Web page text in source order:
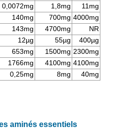
0,0072mg 1,8mg
11mg
140mg 700mg 4000mg
143mg 4700mg
NR
12µg 55µg
400µg
653mg 1500mg 2300mg
1766mg 4100mg 4100mg
0,25mg 8mg 40mg
aminés essentiels